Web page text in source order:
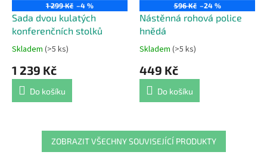
1 299 Kč –4 %
Sada dvou kulatých
konferenčních stolků
Průměrné
produktu
4,4
hvězdiček.
Skladem (>5 ks)
1 239 Kč
Do košíku
596 Kč –24 %
Nástěnná rohová police
hnědá
Průměrné
produktu
5,0
hvězdiček.
Skladem (>5 ks)
449 Kč
Do košíku
ZOBRAZIT VŠECHNY SOUVISEJÍCÍ PRODUKTY